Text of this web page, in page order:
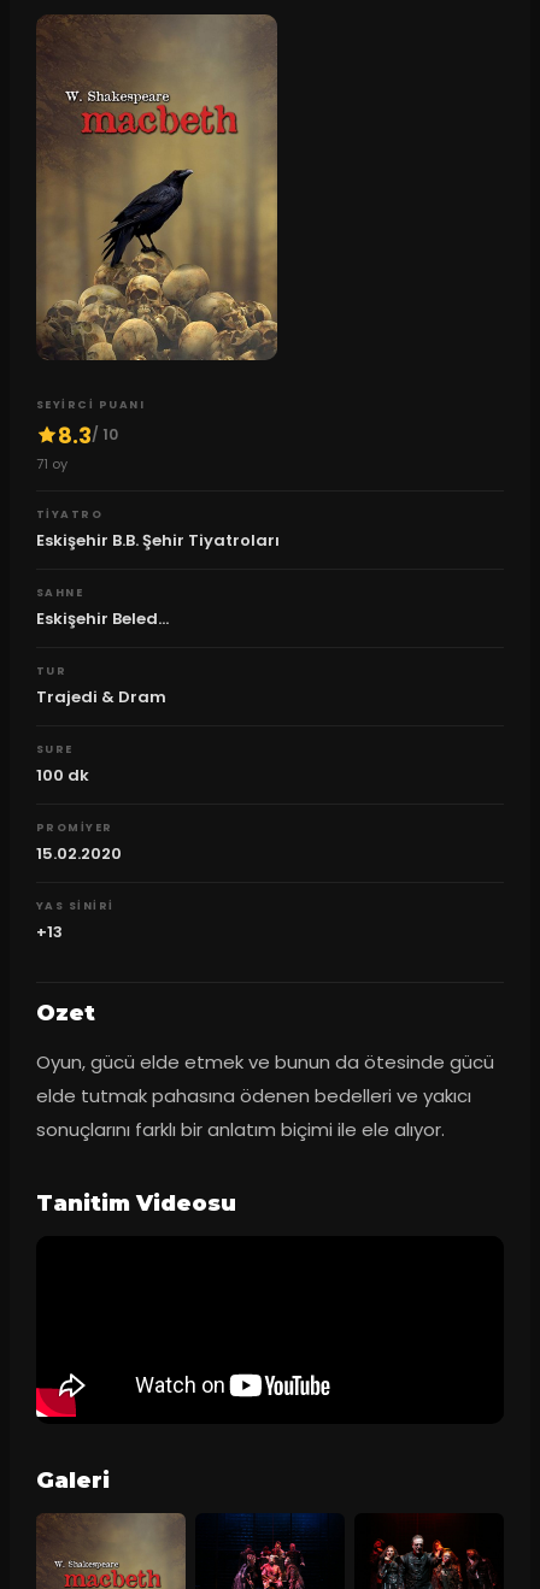
SEYIRCI PUANI
8.3/ 10
71 oy
TIYATRO
Eskişehir B.B. Şehir Tiyatroları
SAHNE
Eskişehir Beled...
TUR
Trajedi & Dram
SURE
100 dk
PROMIYER
15.02.2020
YAS SINIRI
+13
Ozet
Oyun, gücü elde etmek ve bunun da ötesinde gücü
elde tutmak pahasına ödenen bedelleri ve yakıcı
sonuçlarını farklı bir anlatım biçimi ile ele alıyor.
Tanitim Videosu
Galeri